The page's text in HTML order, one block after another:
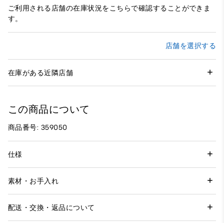
ご利用される店舗の在庫状況をこちらで確認することができま
す。
店舗を選択する
在庫がある近隣店舗
この商品について
商品番号: 359050
仕様
素材・お手入れ
配送・交換・返品について